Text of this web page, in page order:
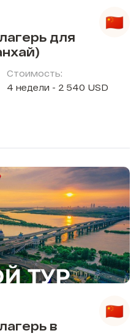
для
Стоимость:
4 недели - 2 540 USD
в